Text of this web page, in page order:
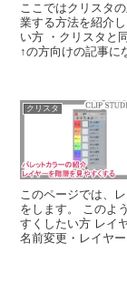
ここではクリスタ
業する方法を紹介
い方 ・クリスタと
↑の方向けの記事に
クリスタ
このページでは、
をします。 このよ
すくしたい方 レイ
名前変更・レイヤー